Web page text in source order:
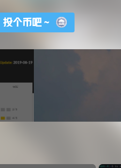
投个币吧～